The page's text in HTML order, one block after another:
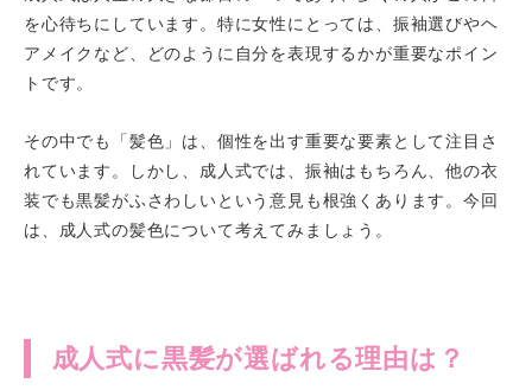
を心待ちにしています。特に女性にとっては、振袖選びやヘ
アメイクなど、どのように自分を表現するかが重要なポイン
トです。
その中でも「髪色」は、個性を出す重要な要素として注目さ
れています。しかし、成人式では、振袖はもちろん、他の衣
装でも黒髪がふさわしいという意見も根強くあります。今回
は、成人式の髪色について考えてみましょう。
成人式に黒髪が選ばれる理由は？